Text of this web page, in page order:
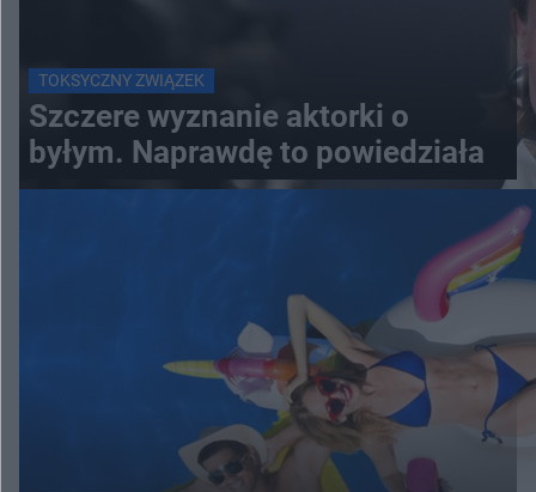
TOKSYCZNY ZWIĄZEK
Szczere wyznanie aktorki o
byłym. Naprawdę to powiedziała